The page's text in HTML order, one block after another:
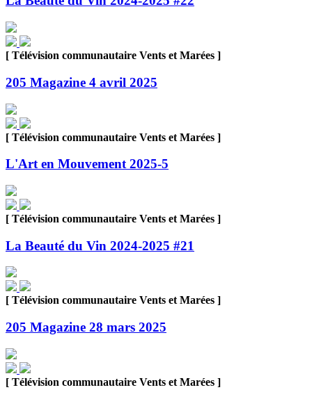
[ Télévision communautaire Vents et Marées ]
205 Magazine 4 avril 2025
[ Télévision communautaire Vents et Marées ]
L'Art en Mouvement 2025-5
[ Télévision communautaire Vents et Marées ]
La Beauté du Vin 2024-2025 #21
[ Télévision communautaire Vents et Marées ]
205 Magazine 28 mars 2025
[ Télévision communautaire Vents et Marées ]